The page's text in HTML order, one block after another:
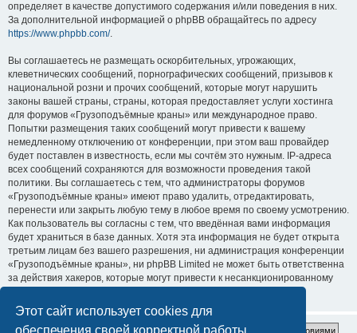
Этот сайт использует cookies для
обеспечения своей корректной работы.
определяет в качестве допустимого содержания и/или поведения в них.
За дополнительной информацией о phpBB обращайтесь по адресу
https://www.phpbb.com/.
Вы соглашаетесь не размещать оскорбительных, угрожающих,
клеветнических сообщений, порнографических сообщений, призывов к
национальной розни и прочих сообщений, которые могут нарушить
законы вашей страны, страны, которая предоставляет услуги хостинга
для форумов «Грузоподъёмные краны» или международное право.
Попытки размещения таких сообщений могут привести к вашему
немедленному отключению от конференции, при этом ваш провайдер
будет поставлен в известность, если мы сочтём это нужным. IP-адреса
всех сообщений сохраняются для возможности проведения такой
политики. Вы соглашаетесь с тем, что администраторы форумов
«Грузоподъёмные краны» имеют право удалить, отредактировать,
перенести или закрыть любую тему в любое время по своему усмотрению.
Как пользователь вы согласны с тем, что введённая вами информация
будет храниться в базе данных. Хотя эта информация не будет открыта
третьим лицам без вашего разрешения, ни администрация конференции
«Грузоподъёмные краны», ни phpBB Limited не может быть ответственна
за действия хакеров, которые могут привести к несанкционированному